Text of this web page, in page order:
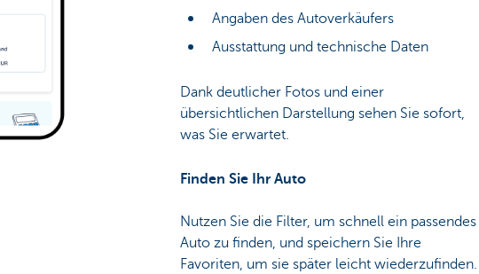
Angaben des Autoverkäufers
Ausstattung und technische Daten
Dank deutlicher Fotos und einer
übersichtlichen Darstellung sehen Sie sofort,
was Sie erwartet.
Finden Sie Ihr Auto
Nutzen Sie die Filter, um schnell ein passendes
Auto zu finden, und speichern Sie Ihre
Favoriten, um sie später leicht wiederzufinden.